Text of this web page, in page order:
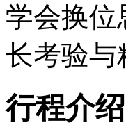
学会换位
长考验与
行程介绍